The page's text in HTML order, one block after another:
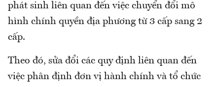
phát sinh liên quan đến việc chuyển đổi mô
hình chính quyền địa phương từ 3 cấp sang 2
cấp.
Theo đó, sửa đổi các quy định liên quan đến
việc phân định đơn vị hành chính và tổ chức